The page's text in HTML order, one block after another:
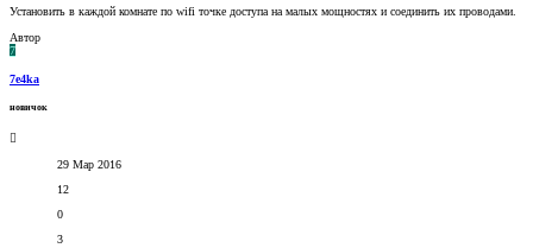
Установить в каждой комнате по wifi точке доступа на малых мощностях и соединить их проводами.
Автор
7
7e4ka
новичок
29 Мар 2016
12
0
3